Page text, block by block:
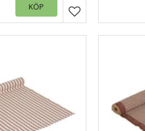
Lägg till i
KÖP